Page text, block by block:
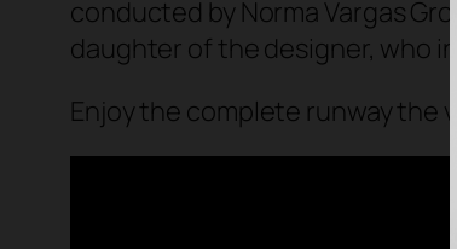
conducted by Norma Vargas
daughter of the designer, who
Enjoy the complete runway the